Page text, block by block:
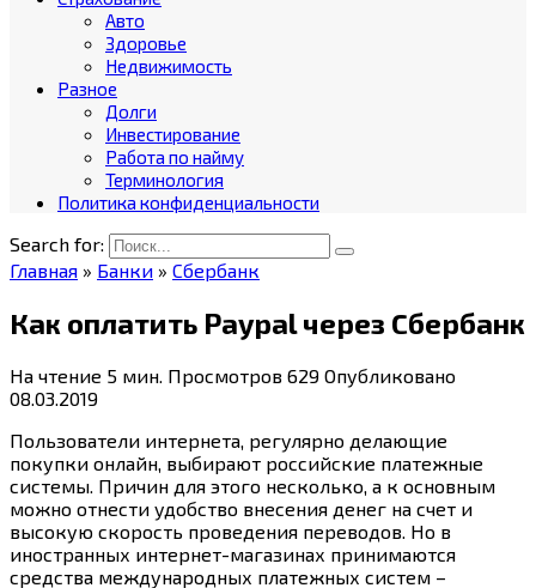
Авто
Здоровье
Недвижимость
Разное
Долги
Инвестирование
Работа по найму
Терминология
Политика конфиденциальности
Search for:
Главная » Банки » Сбербанк
Как оплатить Paypal через Сбербанк
На чтение 5 мин. Просмотров 629 Опубликовано
08.03.2019
Пользователи интернета, регулярно делающие
покупки онлайн, выбирают российские платежные
системы. Причин для этого несколько, а к основным
можно отнести удобство внесения денег на счет и
высокую скорость проведения переводов. Но в
иностранных интернет-магазинах принимаются
средства международных платежных систем –